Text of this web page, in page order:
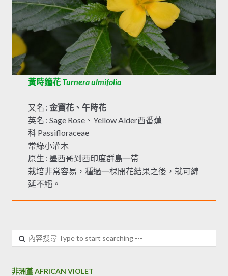
黃時鐘花 Turnera ulmifolia
又名 : 金寶花、午時花
英名 : Sage Rose、Yellow Alder西番蓮
科 Passifloraceae
常綠小灌木
原生 : 墨西哥到西印度群島一帶
栽培非常容易，種過一棵開花結果之後，就可綿
延不絕。
容
尋
非洲堇 AFRICAN VIOLET